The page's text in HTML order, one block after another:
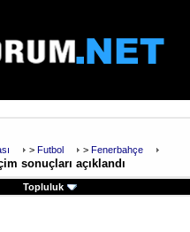
> Futbol > Fenerbahçe
sonuçları açıklandı
Topluluk